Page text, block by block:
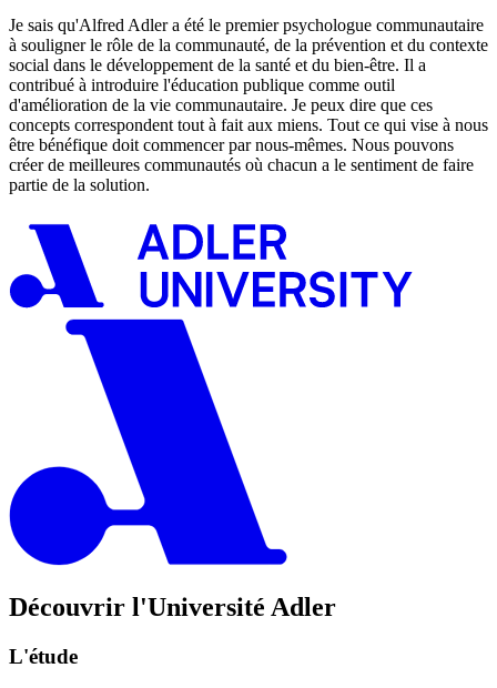
Je sais qu'Alfred Adler a été le premier psychologue communautaire
à souligner le rôle de la communauté, de la prévention et du contexte
social dans le développement de la santé et du bien-être. Il a
contribué à introduire l'éducation publique comme outil
d'amélioration de la vie communautaire. Je peux dire que ces
concepts correspondent tout à fait aux miens. Tout ce qui vise à nous
être bénéfique doit commencer par nous-mêmes. Nous pouvons
créer de meilleures communautés où chacun a le sentiment de faire
partie de la solution.
Découvrir l'Université Adler
L'étude